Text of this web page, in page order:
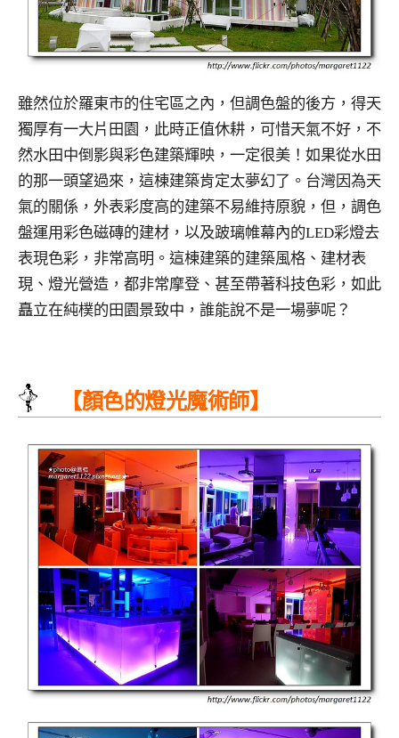
雖然位於羅東市的住宅區之內，但調色盤的後方，得天
獨厚有一大片田園，此時正值休耕，可惜天氣不好，不
然水田中倒影與彩色建築輝映，一定很美！如果從水田
的那一頭望過來，這棟建築肯定太夢幻了。台灣因為天
氣的關係，外表彩度高的建築不易維持原貌，但，調色
盤運用彩色磁磚的建材，以及跛璃帷幕內的LED彩燈去
表現色彩，非常高明。這棟建築的建築風格、建材表
現、燈光營造，都非常摩登、甚至帶著科技色彩，如此
矗立在純樸的田園景致中，誰能說不是一場夢呢？
【顏色的燈光魔術師】